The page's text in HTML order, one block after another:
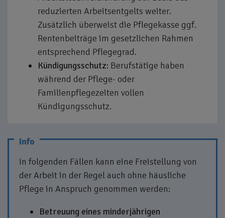
reduzierten Arbeitsentgelts weiter.
Zusätzlich überweist die Pflegekasse ggf.
Rentenbeiträge im gesetzlichen Rahmen
entsprechend Pflegegrad.
Kündigungsschutz: Berufstätige haben
während der Pflege- oder
Familienpflegezeiten vollen
Kündigungsschutz.
In folgenden Fällen kann eine Freistellung von
der Arbeit in der Regel auch ohne häusliche
Pflege in Anspruch genommen werden:
Betreuung eines minderjährigen